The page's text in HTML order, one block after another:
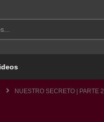
NUESTRO SECRETO | PARTE 2